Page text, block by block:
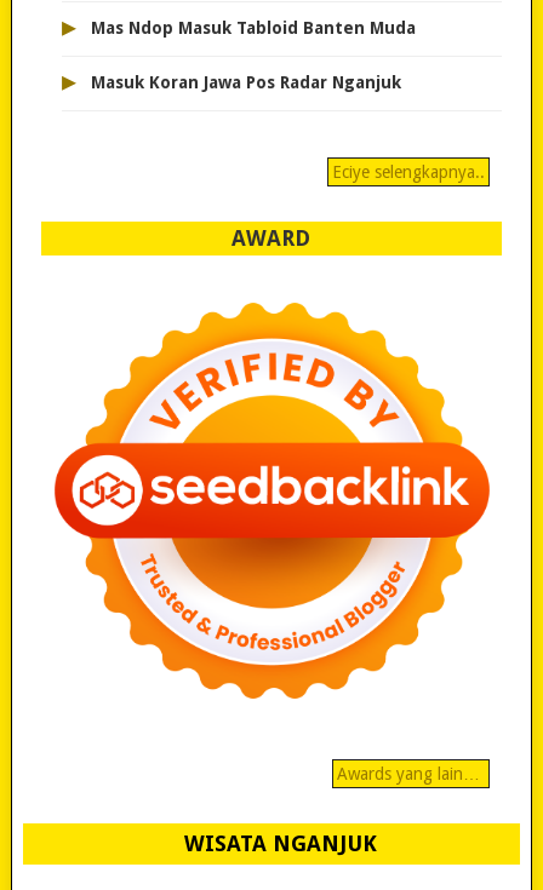
▸ Mas Ndop Masuk Tabloid Banten Muda
▸ Masuk Koran Jawa Pos Radar Nganjuk
Eciye selengkapnya..
AWARD
Awards yang lain…
WISATA NGANJUK